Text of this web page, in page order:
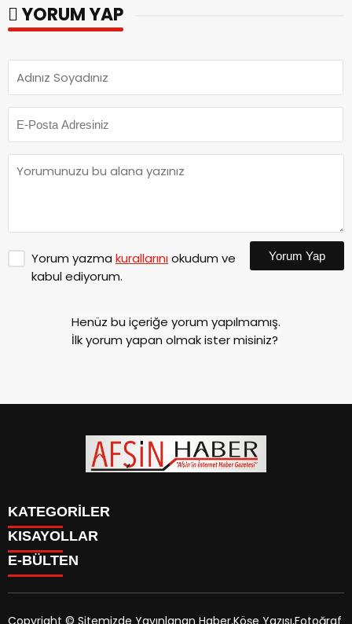
YORUM YAP
Yorum yazma kurallarınıokudum ve
kabul ediyorum.
Yorum Yap
Henüz bu içeriğe yorum yapılmamış.
İlk yorum yapan olmak ister misiniz?
KATEGORİLER
SİYASET
EĞİTİM
MAGAZİN
KISAYOLLAR
SİYASET
EĞİTİM
E-BÜLTEN